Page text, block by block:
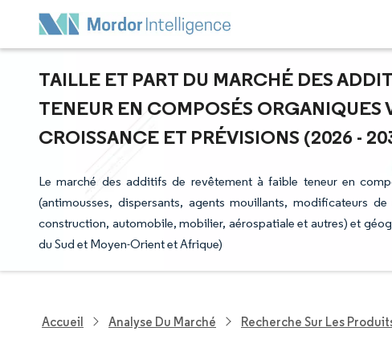
TAILLE ET PART DU MARCHÉ DES
TENEUR EN COMPOSÉS ORGANIQUES
CROISSANCE ET PRÉVISIONS (2026 -
Le marché des additifs de revêtement à faible teneur en
(antimousses, dispersants, agents mouillants, modificateurs
construction, automobile, mobilier, aérospatiale et autres) et
du Sud et Moyen-Orient et Afrique)
Accueil Analyse Du Marché Recherche Sur Les